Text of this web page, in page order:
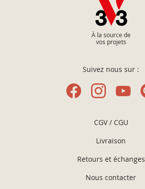
À la source de
vos projets
Suivez nous sur :
CGV / CGU
Livraison
Retours et échanges
Nous contacter